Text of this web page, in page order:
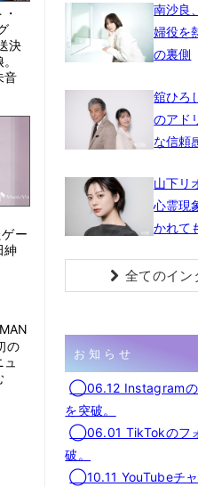
決
音
ー
紳
MAN
の
南沙良
婦役を
の裏側
舘ひろ
のアド
な信頼
山下リ
心霊現
かれて
全てのイン
お知らせ
◯06.12 Instagramの
を突破。
◯06.01 TikTokのフ
破。
◯10.11 YouTubeチ